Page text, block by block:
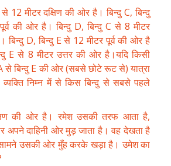
से 12 मीटर दक्षिण की ओर है। बिन्दु C, बिन्दु
की ओर है। बिन्दु D, बिन्दु C से 8 मीटर
बिन्दु D, बिन्दु E से 12 मीटर पूर्व की ओर है
E से 8 मीटर उत्तर की ओर है।यदि किसी
A से बिन्दु E की ओर (सबसे छोटे रूट से) यात्रा
व्यक्ति निम्न में से किस बिन्दु से सबसे पहले
की ओर है। रमेश उसकी तरफ आता है,
अपने दाहिनी ओर मुड़ जाता है। वह देखता है
उसकी ओर मुँह करके खड़ा है। उमेश का